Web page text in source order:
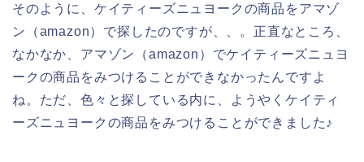
そのように、ケイティーズニュヨークの商品をアマゾ
ン（amazon）で探したのですが、、。正直なところ、
なかなか、アマゾン（amazon）でケイティーズニュヨ
ークの商品をみつけることができなかったんですよ
ね。ただ、色々と探している内に、ようやくケイティ
ーズニュヨークの商品をみつけることができました♪